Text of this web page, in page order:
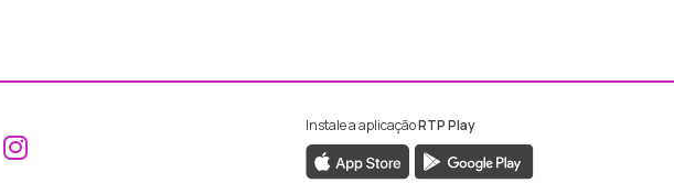
Aceder ao Facebook da RTP Madeira
Aceder ao Instagram da RTP Madeira
Instale a aplicaçãoRTP Play